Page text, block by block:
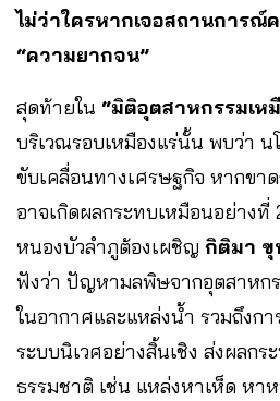
ไม่ว่าใครหากเจอสถานการณ์
“ความยากจน”
สุดท้ายใน “มิติอุตสาหกรรมเห
บริเวณรอบเหมืองแร่นั้น พบว่า
ขับเคลื่อนทางเศรษฐกิจ หากขา
อาจเกิดผลกระทบเหมือนอย่างที่
หนองบัวลำภูต้องเผชิญ กิติมา ขุ
ฟังว่า ปัญหามลพิษจากอุตสาหก
ในอากาศและแหล่งน้ำ รวมถึงก
ระบบนิเวศอย่างสิ้นเชิง ส่งผลก
ธรรมชาติ เช่น แหล่งหาเห็ด หา